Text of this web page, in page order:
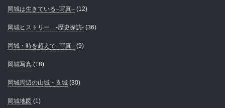
岡城は生きている–写真– (12)
岡城ヒストリー -歴史探訪- (36)
岡城・時を超えて–写真– (9)
岡城写真 (18)
岡城周辺の山城・支城 (30)
岡城地図 (1)